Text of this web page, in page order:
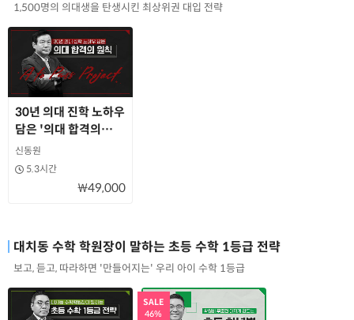
1,500명의 의대생을 탄생시킨 최상위권 대입 전략
30년 의대 진학 노하우
담은 '의대 합격의
원칙'
신동원
5.3시간
₩49,000
대치동 수학 학원장이 말하는 초등 수학 1등급 전략
보고, 듣고, 따라하면 '만들어지는' 우리 아이 수학 1등급
SALE
46%